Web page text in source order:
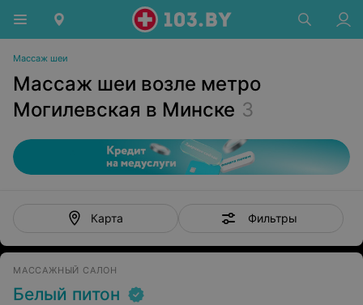
Массаж шеи
Массаж шеи возле метро
Могилевская в Минске 3
Карта Фильтры
МАССАЖНЫЙ САЛОН
Белый питон